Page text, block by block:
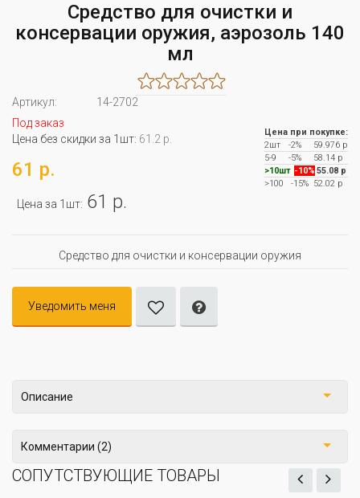
Средство для очистки и
консервации оружия, аэрозоль 140
мл
Артикул:
14-2702
Под заказ
Цена без скидки за 1шт: 61.2 р.
61 р.
Цена за 1шт: 61 р.
Цена при покупке:
2шт
-2%
59.976 р
5-9
-5%
58.14 р
>10шт -10% 55.08 р
>100
-15% 52.02 р
Средство для очистки и консервации оружия
Уведомить меня
Описание
Комментарии (2)
СОПУТСТВУЮЩИЕ ТОВАРЫ